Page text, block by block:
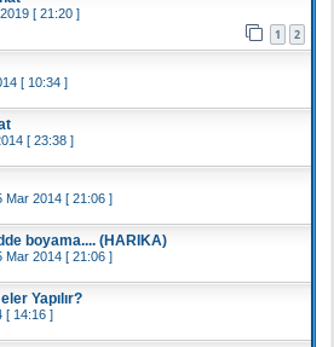
[ 21:20 ]
1 2
[ 10:34 ]
[ 23:38 ]
Mar 2014 [ 21:06 ]
boyama.... (HARIKA)
Mar 2014 [ 21:06 ]
Yapılır?
[ 14:16 ]